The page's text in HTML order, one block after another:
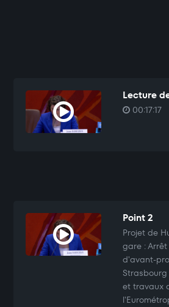
Lecture
00:17:17
Point 2
Projet de
gare :
d'avant-
et travaux